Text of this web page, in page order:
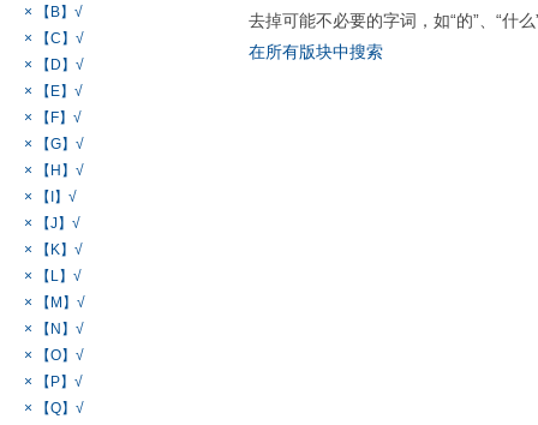
× 【B】√
× 【C】√
× 【D】√
× 【E】√
× 【F】√
× 【G】√
× 【H】√
× 【I】√
× 【J】√
× 【K】√
× 【L】√
× 【M】√
× 【N】√
× 【O】√
× 【P】√
× 【Q】√
去掉可能不必要的字词，如“的”、“什么
在所有版块中搜索